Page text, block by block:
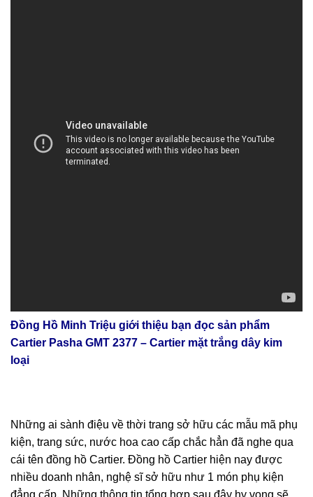
Đồng Hồ Minh Triệu giới thiệu bạn đọc sản phẩm
Cartier Pasha GMT 2377 – Cartier mặt trắng dây kim
loại
Những ai sành điệu về thời trang sở hữu các mẫu mã phụ
kiện, trang sức, nước hoa cao cấp chắc hẳn đã nghe qua
cái tên đồng hồ Cartier. Đồng hồ Cartier hiện nay được
nhiều doanh nhân, nghệ sĩ sở hữu như 1 món phụ kiện
đẳng cấp. Những thông tin tổng hợp sau đây hy vọng sẽ